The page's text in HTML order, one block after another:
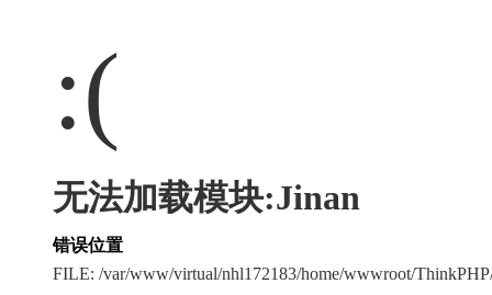
:(
无法加载模块:Jinan
错误位置
FILE: /var/www/virtual/nhl172183/home/wwwroot/